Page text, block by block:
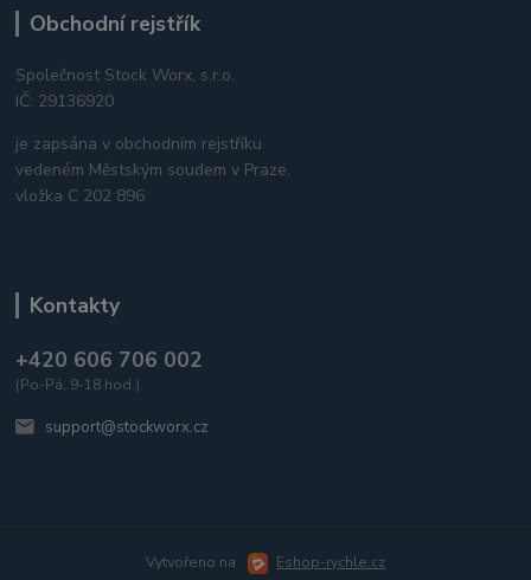
Obchodní rejstřík
Společnost Stock Worx, s.r.o.
IČ: 29136920
je zapsána v obchodním rejstříku
vedeném Městským soudem v Praze,
vložka C 202 896
Kontakty
+420 606 706 002
(Po-Pá, 9-18 hod.)
support@stockworx.cz
Vytvořeno na Eshop-rychle.cz